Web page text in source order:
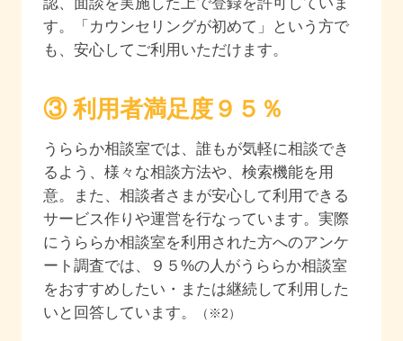
す。「カウンセリングが初めて」という方で
も、安心してご利用いただけます。
③ 利用者満足度９５ ％
うららか相談室では、誰もが気軽に相談でき
るよう、様々な相談方法や、検索機能を用
意。また、相談者さまが安心して利用できる
サービス作りや運営を行なっています。実際
にうららか相談室を利用された方へのアンケ
ート調査では、
９５ %の人がうららか相談室
をおすすめしたい・または継続して利用した
いと回答しています。
（※2）